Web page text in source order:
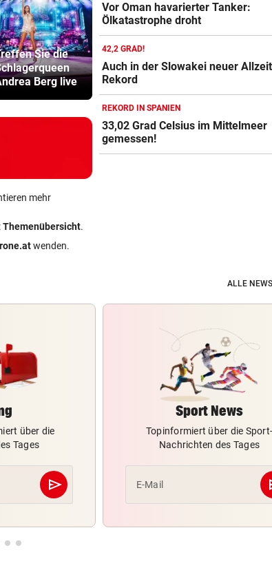
Sie die
Berg live
Vinicius Jr.
verlängert bei
Real Madrid bis
2032
Bilder an
mehr
Themenübersicht.
wenden.
Vor Oman havarierter Tanker:
Ölkatastrophe droht
42,2 GRAD!
Auch in der Slowakei neuer
Rekord
REKORD IN SPANIEN
33,02 Grad Celsius im Mittelmeer
gemessen!
ALLE
über die
Tages
send
Abschicken
Sport News
Topinformiert über die Sport-
Nachrichten des Tages
E-Mail